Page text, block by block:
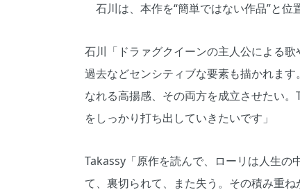
石川は、本作を“簡単ではない作品”と位
石川「ドラァグクイーンの主人公による
過去などセンシティブな要素も描かれま
なれる高揚感、その両方を成立させたい
をしっかり打ち出していきたいです」
Takassy「原作を読んで、ローリは人生の
て、裏切られて、また失う。その積み重